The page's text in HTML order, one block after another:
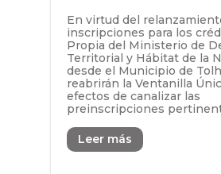
En virtud del
inscripciones para los
Propia del Ministerio de
Territorial y Hábitat de la
desde el Municipio de
reabrirán la Ventanilla
efectos de canalizar las
preinscripciones
Leer más